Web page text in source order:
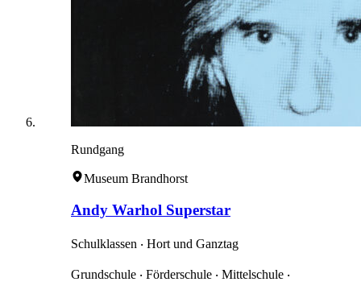
Rundgang
Museum Brandhorst
Andy Warhol Superstar
Schulklassen ‧ Hort und Ganztag
Grundschule ‧ Förderschule ‧ Mittelschule ‧